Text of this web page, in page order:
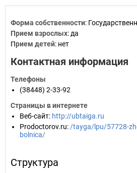
Форма собственности:
Прием взрослых: да
Прием детей: нет
Контактная информация
Телефоны
(38448) 2-33-92
Страницы в интернете
Веб-сайт: http://ubtaiga.ru
Prodoctorov.ru: /tayga/lpu/57728-
bolnica/
Структура